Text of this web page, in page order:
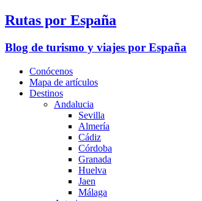
Rutas por España
Blog de turismo y viajes por España
Conócenos
Mapa de artículos
Destinos
Andalucia
Sevilla
Almería
Cádiz
Córdoba
Granada
Huelva
Jaen
Málaga